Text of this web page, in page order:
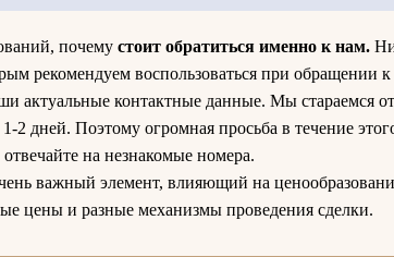
почему стоит обратиться именно к нам.
рекомендуем воспользоваться при обращении
актуальные контактные данные. Мы стараемся
2 дней. Поэтому огромная просьба в течение
на незнакомые номера.
важный элемент, влияющий на
цены и разные механизмы проведения сделки.